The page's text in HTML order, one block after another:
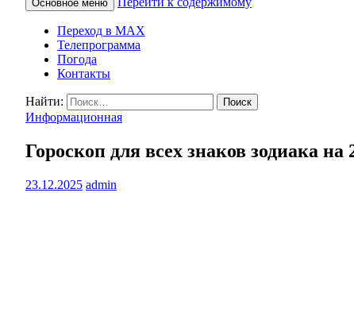
КАМЧАТСКОЕ
Основное меню
Переход в MAX
Телепрограмма
Погода
Контакты
Найти:
Информационная
Гороскоп для всех знаков зодиака на
23.12.2025 admin